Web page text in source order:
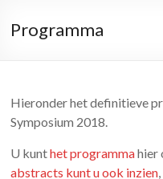
Programma
Hieronder het definitieve
Symposium 2018.
U kunthet programmahier
abstracts kunt u ook inzien